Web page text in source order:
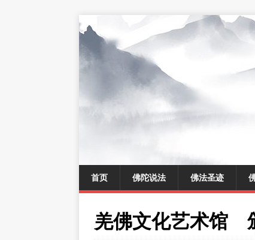
首页 佛陀说法 佛法圣迹
羌佛文化艺术馆